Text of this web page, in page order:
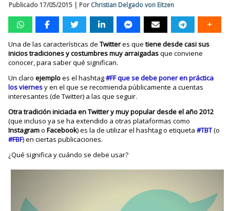
Publicado 17/05/2015 | Por Christian Delgado von Eitzen
Una de las características deTwitteres quetiene desde casi sus
inicios tradiciones y costumbres muy arraigadasque conviene
conocer, para saber qué significan.
Un claroejemploes el hashtag#FF que se debe poner en práctica
los viernesy en el que se recomienda públicamente a cuentas
interesantes (de Twitter) a las que seguir.
Otra tradición iniciada en Twitter y muy popular desde el año 2012
(que incluso ya se ha extendido a otras plataformas como
InstagramoFacebook) es la de utilizar el hashtag o etiqueta#TBT(o
#FBF) en ciertas publicaciones.
¿Qué significa y cuándo se debe usar?